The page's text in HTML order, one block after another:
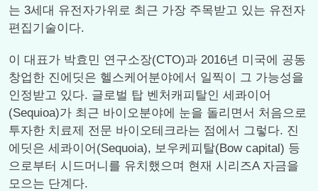
는 3세대 유전자가위로 최근 가장 주목받고 있는 유전자
편집기술이다.
이 대표가 박효민 연구소장(CTO)과 2016년 미국에 공동
창업한 진에딧은 헬스케어분야에서 일찍이 그 가능성을
인정받고 있다. 글로벌 탑 벤처캐피탈인 세콰이어
(Sequioa)가 최근 바이오분야에 눈을 돌리면서 처음으로
투자한 치료제 전문 바이오테크라는 점에서 그렇다. 진
에딧은 세콰이어(Sequoia), 보우케피탈(Bow capital) 등
으로부터 시드머니를 유치했으며 현재 시리즈A 자금을
모으는 단계다.